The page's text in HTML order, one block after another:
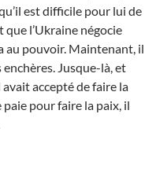
est difficile pour lui de
l’Ukraine négocie
au pouvoir. Maintenant, il
Jusque-là, et
accepté de faire la
paie pour faire la paix, il